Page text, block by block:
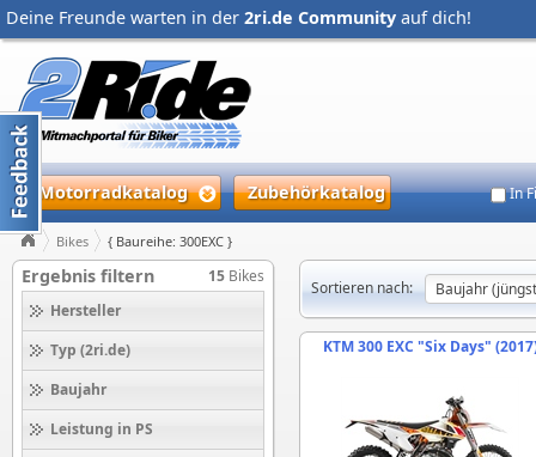
Deine Freunde warten in der 2ri.de Community auf dich!
Motorradkatalog Zubehörkatalog In
Bikes { Baureihe: 300EXC }
Ergebnis filtern 15 Bikes
Hersteller
Typ (2ri.de)
Baujahr
Leistung in PS
Sortieren nach:
KTM 300 EXC "Six Days"